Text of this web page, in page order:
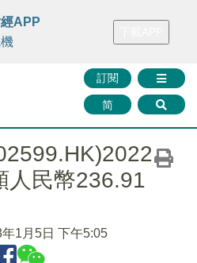
FINMETA 財華證券 媒體矩陣
訂閱
简
APP
人民幣236.91
1月5日 下午5:05